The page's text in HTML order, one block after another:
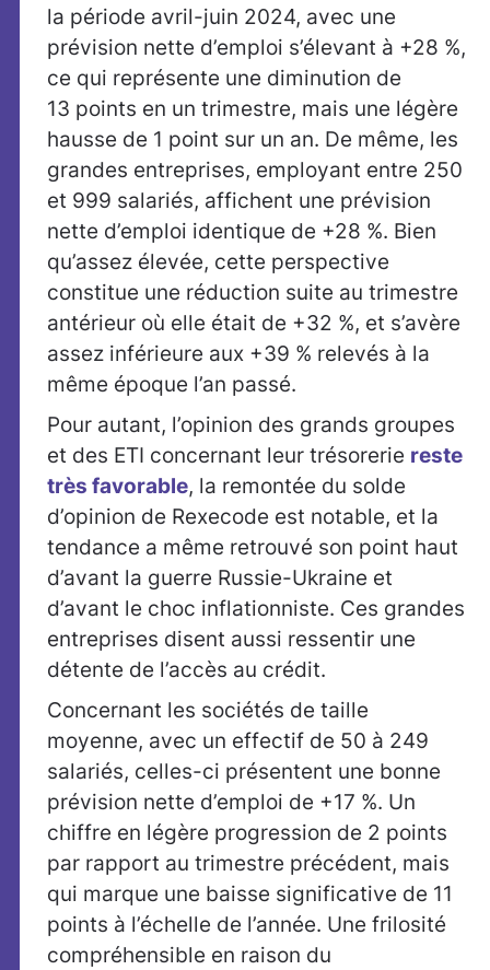
la période avril-juin 2024, avec une
prévision nette d’emploi s’élevant à +28 %,
ce qui représente une diminution de
13 points en un trimestre, mais une légère
hausse de 1 point sur un an. De même, les
grandes entreprises, employant entre 250
et 999 salariés, affichent une prévision
nette d’emploi identique de +28 %. Bien
qu’assez élevée, cette perspective
constitue une réduction suite au trimestre
antérieur où elle était de +32 %, et s’avère
assez inférieure aux +39 % relevés à la
même époque l’an passé.
Pour autant, l’opinion des grands groupes
et des ETI concernant leur trésorerie reste
très favorable, la remontée du solde
d’opinion de Rexecode est notable, et la
tendance a même retrouvé son point haut
d’avant la guerre Russie-Ukraine et
d’avant le choc inflationniste. Ces grandes
entreprises disent aussi ressentir une
détente de l’accès au crédit.
Concernant les sociétés de taille
moyenne, avec un effectif de 50 à 249
salariés, celles-ci présentent une bonne
prévision nette d’emploi de +17 %. Un
chiffre en légère progression de 2 points
par rapport au trimestre précédent, mais
qui marque une baisse significative de 11
points à l’échelle de l’année. Une frilosité
compréhensible en raison du